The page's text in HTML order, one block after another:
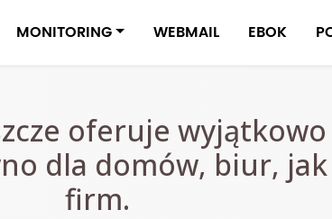
MONITORING WEBMAIL EBOK
oferuje wyjątkowo
dla domów, biur,
firm.